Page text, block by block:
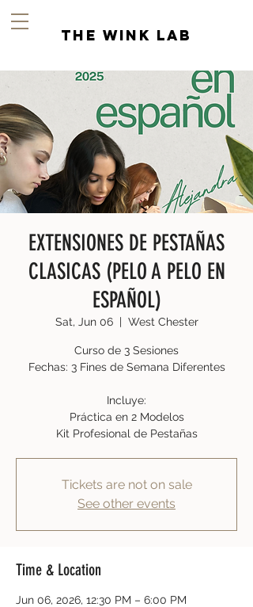
the wink lab
EXTENSIONES DE PESTAÑAS
CLASICAS (PELO A PELO EN
ESPAÑOL)
Sat, Jun 06
  |
West Chester
Curso de 3 Sesiones
Fechas: 3 Fines de Semana Diferentes
Incluye:
Práctica en 2 Modelos
Kit Profesional de Pestañas
Tickets are not on sale
See other events
Time & Location
Jun 06, 2026, 12:30 PM – 6:00 PM